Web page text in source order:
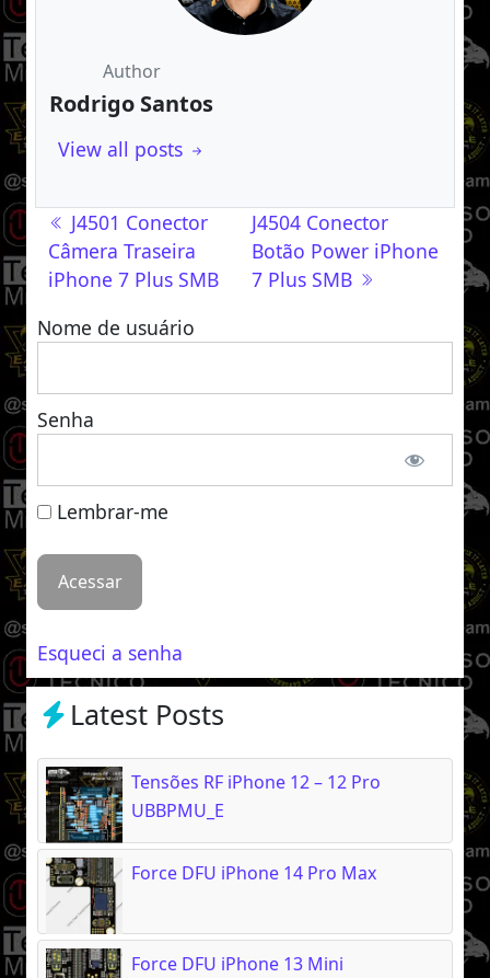
Author
Rodrigo Santos
View all posts
Navegação de post
J4501 Conector
Câmera Traseira
iPhone 7 Plus SMB
J4504 Conector
Botão Power iPhone
7 Plus SMB
Nome de usuário
Senha
Lembrar-me
Esqueci a senha
Latest Posts
Tensões RF iPhone 12 – 12 Pro
UBBPMU_E
Force DFU iPhone 14 Pro Max
Force DFU iPhone 13 Mini